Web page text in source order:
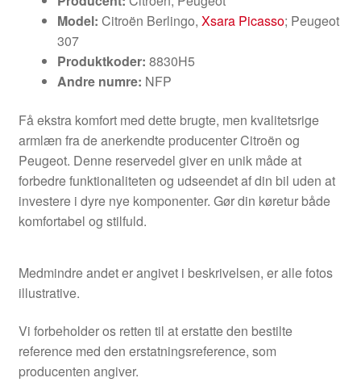
Model: Citroën Berlingo, Xsara Picasso; Peugeot
307
Produktkoder: 8830H5
Andre numre: NFP
Få ekstra komfort med dette brugte, men kvalitetsrige
armlæn fra de anerkendte producenter Citroën og
Peugeot. Denne reservedel giver en unik måde at
forbedre funktionaliteten og udseendet af din bil uden at
investere i dyre nye komponenter. Gør din køretur både
komfortabel og stilfuld.
Medmindre andet er angivet i beskrivelsen, er alle fotos
illustrative.
Vi forbeholder os retten til at erstatte den bestilte
reference med den erstatningsreference, som
producenten angiver.